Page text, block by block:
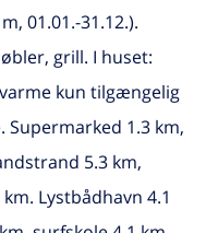
01.01.-31.12.).
grill. I huset:
kun tilgængelig
Supermarked 1.3 km,
5.3 km,
Lystbådhavn 4.1